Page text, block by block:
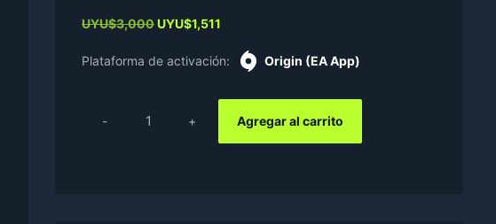
UYU$3,000Original
was:
UYU$1,511
is:
Plataforma de activación: Origin (EA App)
Agregar al carrito